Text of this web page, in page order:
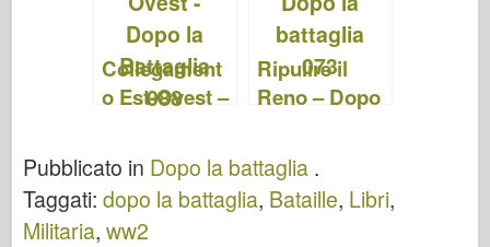
Collegament
o Est-Ovest –
Battaglia 088
Ripulire il
Reno – Dopo
073
Pubblicato in Dopo la battaglia .
Taggati: dopo la battaglia, Bataille, Libri,
Militaria, ww2